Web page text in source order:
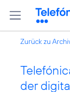
Zurück zu
der